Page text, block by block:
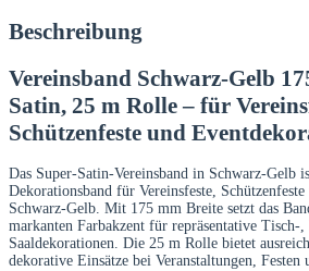
Beschreibung
Vereinsband Schwarz-Gelb
Satin, 25 m Rolle – für
Schützenfeste und
Das Super-Satin-Vereinsband in Schwarz-Gelb
Dekorationsband für Vereinsfeste,
Schwarz-Gelb. Mit 175 mm Breite setzt das
markanten Farbakzent für repräsentative Tisch-
Saaldekorationen. Die 25 m Rolle bietet
dekorative Einsätze bei Veranstaltungen, Festen